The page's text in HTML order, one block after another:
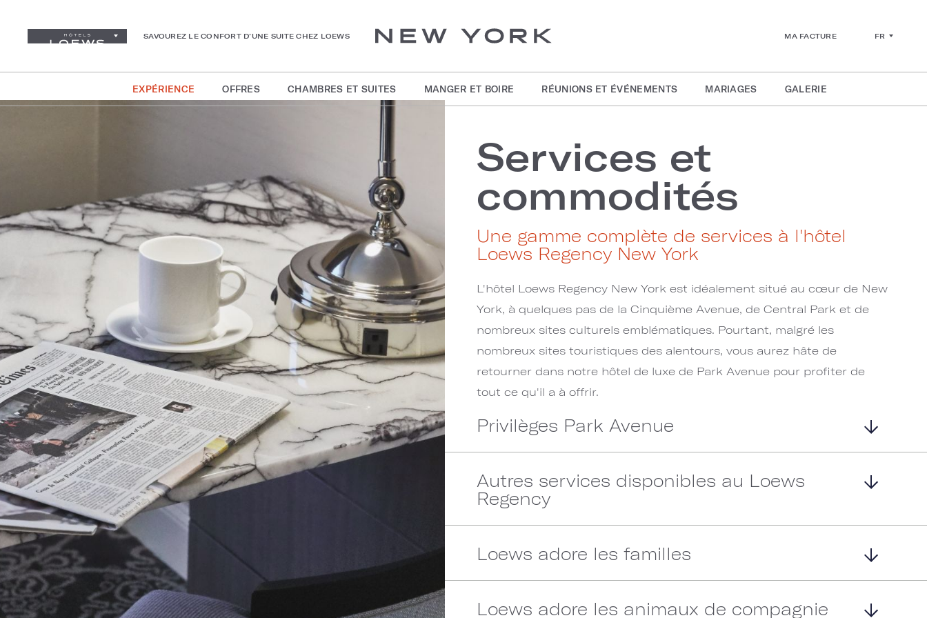
SAVOUREZ LE CONFORT D’UNE SUITE CHEZ LOEWS MA FACTURE FR
EXPÉRIENCE OFFRES CHAMBRES ET SUITES MANGER ET BOIRE RÉUNIONS ET ÉVÉNEMENTS MARIAGES GALERIE
Services et
commodités
Une gamme complète de services à l'hôtel
Loews Regency New York
L'hôtel Loews Regency New York est idéalement situé au cœur de New
York, à quelques pas de la Cinquième Avenue, de Central Park et de
nombreux sites culturels emblématiques. Pourtant, malgré les
nombreux sites touristiques des alentours, vous aurez hâte de
retourner dans notre hôtel de luxe de Park Avenue pour profiter de
tout ce qu'il a à offrir.
Privilèges Park Avenue
Autres services disponibles au Loews
Regency
Loews adore les familles
Loews adore les animaux de compagnie